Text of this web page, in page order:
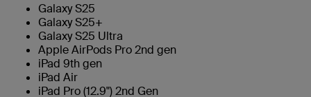
Galaxy S25
Galaxy S25+
Galaxy S25 Ultra
Apple AirPods Pro 2nd gen
iPad 9th gen
iPad Air
iPad Pro (12.9") 2nd Gen